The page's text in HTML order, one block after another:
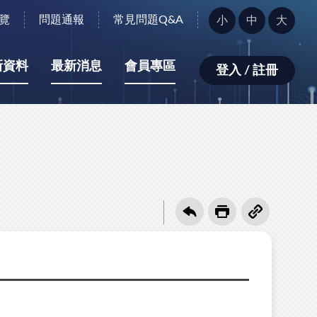
問題通報 常見問題Q&A
字
型
小：
小 中 大
資料 最新消息 會員專區 登入 / 註冊